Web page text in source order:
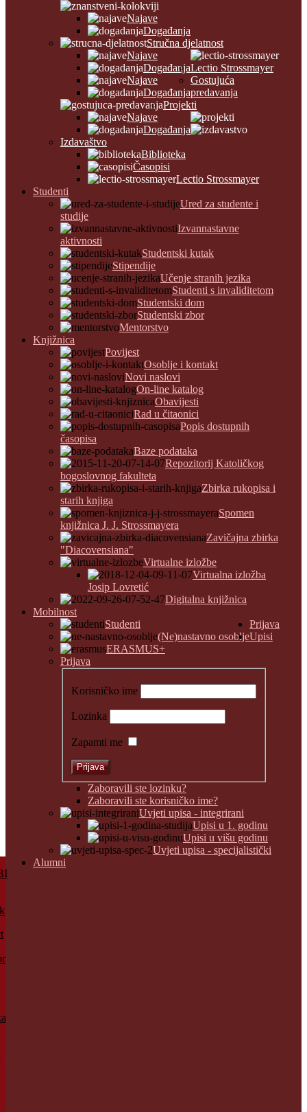
Najave
Događanja
Stručna djelatnost
Najave
DogađanjaLectio Strossmayer
Najave
Događanja
Gostujuća
predavanja
Najave
Događanja
Projekti
Izdavaštvo
Biblioteka
Časopisi
Lectio Strossmayer
Studenti
Ured za studente i
studije
Izvannastavne
aktivnosti
Studentski kutak
Stipendije
Učenje stranih jezika
Studenti s invaliditetom
Studentski dom
Studentski zbor
Mentorstvo
Knjižnica
Povijest
Osoblje i kontakt
Novi naslovi
On-line katalog
Obavijesti
Rad u čitaonici
Popis dostupnih
časopisa
Baze podataka
Repozitorij Katoličkog
bogoslovnog fakulteta
Zbirka rukopisa i
starih knjiga
Spomen
knjižnica J. J. Strossmayera
Zavičajna zbirka
"Diacovensiana"
Virtualne izložbe
Virtualna izložba
Josip Lovretić
Digitalna knjižnica
Mobilnost
Studenti
(Ne)nastavno osoblje
ERASMUS+
Prijava
Prijava
Korisničko ime
Lozinka
Zapamti me
Zaboravili ste lozinku?
Zaboravili ste korisničko ime?
Upisi
Uvjeti upisa - integrirani
Upisi u 1. godinu
Upisi u višu godinu
Uvjeti upisa - specijalistički
Alumni